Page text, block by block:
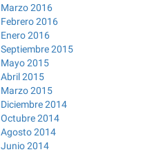
Marzo 2016
Febrero 2016
Enero 2016
Septiembre 2015
Mayo 2015
Abril 2015
Marzo 2015
Diciembre 2014
Octubre 2014
Agosto 2014
Junio 2014